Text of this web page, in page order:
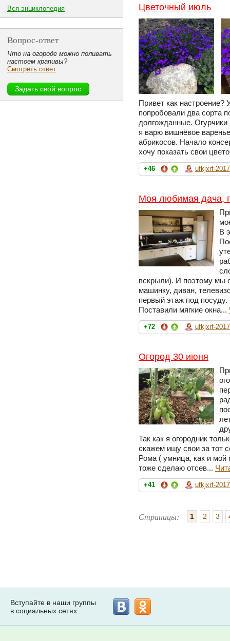
Цветочный июль
Привет как настроение?
попробовали два сорта
долгожданные.
я варю вишнёвое
абрикосов. Начало
хочу показать свои
+46 ufkjxrf-2017
Моя любимая дача,
В
вскрыли). И поэтому мы
машинку, диван,
первый этаж под
Поставили мягкие окна...
+72 ufkjxrf-2017
Огород 30 июня
Так как я огородник
скажем ищу свои за тот
Рома ( умница, как и
тоже сделаю отсев...
+41 ufkjxrf-2017
Страницы: 1 2 3
Вся энциклопедия
Вопрос-ответ
Что на огороде можно поливать
настоем крапивы?
Смотреть ответ
Вступайте в наши группы
в социальных сетях: